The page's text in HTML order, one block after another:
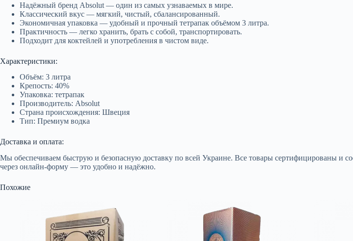
Надёжный бренд Absolut — один из самых узнаваемых в мире.
Классический вкус — мягкий, чистый, сбалансированный.
Экономичная упаковка — удобный и прочный тетрапак объёмом 3 литра.
Практичность — легко хранить, брать с собой, транспортировать.
Подходит для коктейлей и употребления в чистом виде.
Характеристики:
Объём: 3 литра
Крепость: 40%
Упаковка: тетрапак
Производитель: Absolut
Страна происхождения: Швеция
Тип: Премиум водка
Доставка и оплата:
Мы обеспечиваем быструю и безопасную доставку по всей Украине. Все товары сертифицированы и
через онлайн-форму — это удобно и надёжно.
Похожие